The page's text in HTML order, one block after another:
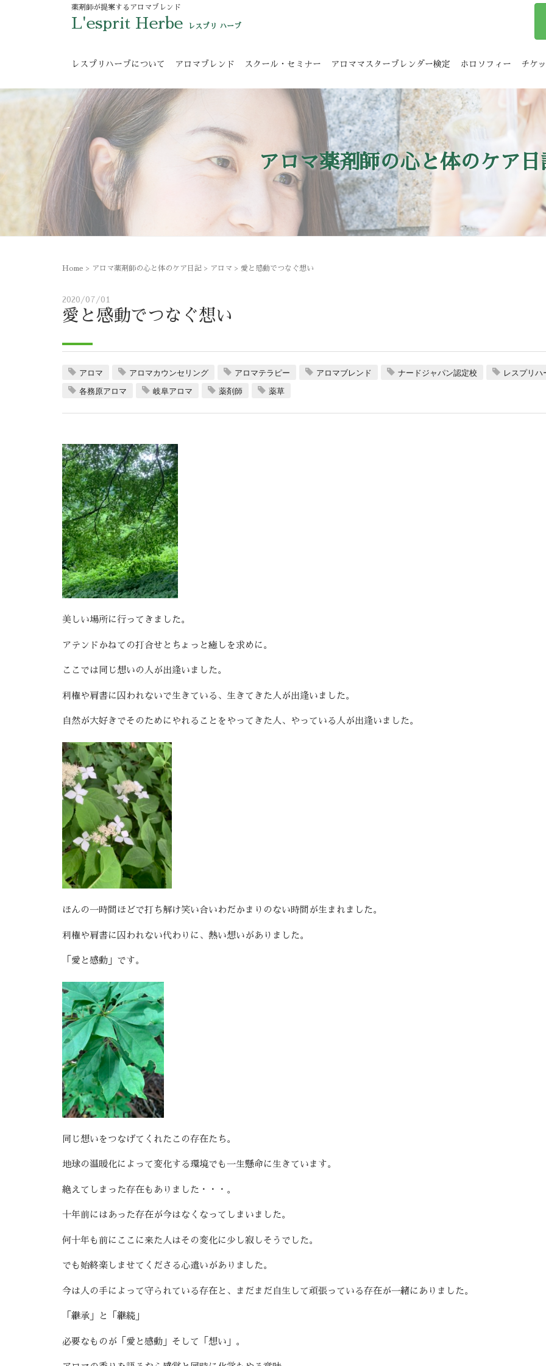
薬剤師が提案するアロマブレンド
L'esprit Herbe レスプリ ハーブ
レスプリハーブについて アロマブレンド スクール・セミナー アロママスターブレンダー検定 ホロソフィー チケ
アロマ薬剤師の心と体のケア日
Home > アロマ薬剤師の心と体のケア日記 > アロマ > 愛と感動でつなぐ想い
2020/07/01
愛と感動でつなぐ想い
アロマ アロマカウンセリング アロマテラピー アロマブレンド ナードジャパン認定校
レスプリハ
各務原アロマ
岐阜アロマ 薬剤師 薬草
美しい場所に行ってきました。
アテンドかねての打合せとちょっと癒しを求めに。
ここでは同じ想いの人が出逢いました。
利権や肩書に囚われないで生きている、生きてきた人が出逢いました。
自然が大好きでそのためにやれることをやってきた人、やっている人が出逢いました。
ほんの一時間ほどで打ち解け笑い合いわだかまりのない時間が生まれました。
利権や肩書に囚われない代わりに、熱い想いがありました。
「愛と感動」です。
同じ想いをつなげてくれたこの存在たち。
地球の温暖化によって変化する環境でも一生懸命に生きています。
絶えてしまった存在もありました・・・。
十年前にはあった存在が今はなくなってしまいました。
何十年も前にここに来た人はその変化に少し寂しそうでした。
でも始終楽しませてくださる心遣いがありました。
今は人の手によって守られている存在と、まだまだ自生して頑張っている存在が一緒にありました。
「継承」と「継続」
必要なものが「愛と感動」そして「想い」。